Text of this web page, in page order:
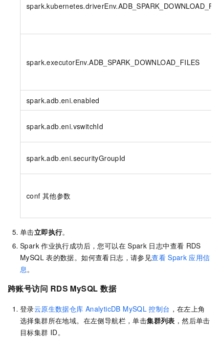
spark.executorEnv.ADB_SPARK_DOWNLOAD_FILES
spark.adb.eni.enabled
spark.adb.eni.vswitchId
spark.adb.eni.securityGroupId
conf 其他参数
单击立即执行。
Spark 作业执行成功后，您可以在 Spark 日志中查看 RDS
MySQL 表的数据。如何查看日志，请参见查看 Spark 应用信
息 。
跨账号访问 RDS MySQL 数据
登录云原生数据仓库 AnalyticDB MySQL 控制台 ，在左上角
选择集群所在地域。在左侧导航栏，单击集群列表 ，然后单击
目标集群 ID。